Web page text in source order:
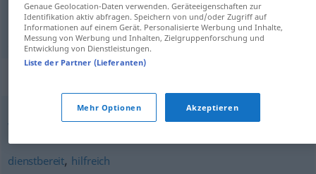
متواضع [mutaˈwɑːđiʕ] demütig(bescheiden)
willig kooperativ,bereitwillig, gefügig,ergeben,gutwillig
dienstbereit, hilfreich
Genaue Geolocation-Daten verwenden. Geräteeigenschaften zur
Identifikation aktiv abfragen. Speichern von und/oder Zugriff auf
Informationen auf einem Gerät. Personalisierte Werbung und Inhalte,
Messung von Werbung und Inhalten, Zielgruppenforschung und
Entwicklung von Dienstleistungen.
Liste der Partner (Lieferanten)
Mehr Optionen Akzeptieren